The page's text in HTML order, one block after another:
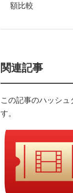
額比較
関連記事
この記事のハッシュ
す。